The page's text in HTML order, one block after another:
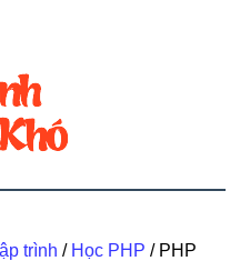
trình / Học PHP /PHP